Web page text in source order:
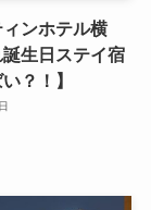
ィンホテル横
生日ステイ宿
？！】